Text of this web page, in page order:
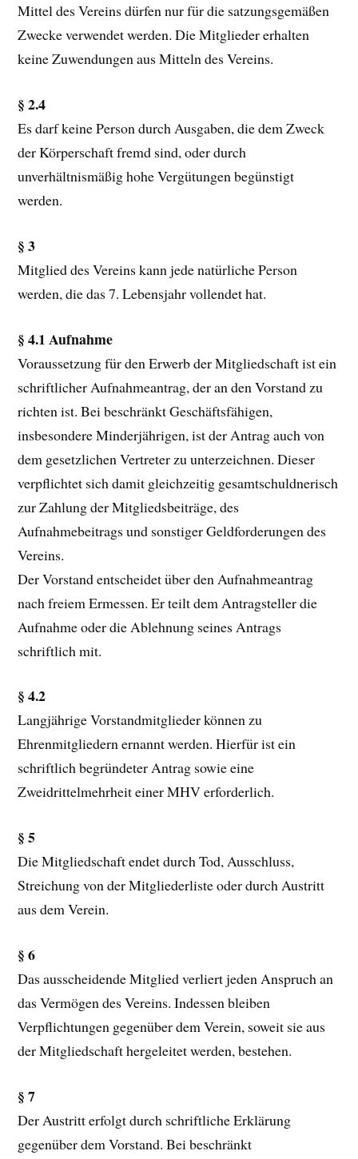
Mittel des Vereins dürfen nur für die satzungsgemäßen
Zwecke verwendet werden. Die Mitglieder erhalten
keine Zuwendungen aus Mitteln des Vereins.
§ 2.4
Es darf keine Person durch Ausgaben, die dem Zweck
der Körperschaft fremd sind, oder durch
unverhältnismäßig hohe Vergütungen begünstigt
werden.
§ 3
Mitglied des Vereins kann jede natürliche Person
werden, die das 7. Lebensjahr vollendet hat.
§ 4.1 Aufnahme
Voraussetzung für den Erwerb der Mitgliedschaft ist ein
schriftlicher Aufnahmeantrag, der an den Vorstand zu
richten ist. Bei beschränkt Geschäftsfähigen,
insbesondere Minderjährigen, ist der Antrag auch von
dem gesetzlichen Vertreter zu unterzeichnen. Dieser
verpflichtet sich damit gleichzeitig gesamtschuldnerisch
zur Zahlung der Mitgliedsbeiträge, des
Aufnahmebeitrags und sonstiger Geldforderungen des
Vereins.
Der Vorstand entscheidet über den Aufnahmeantrag
nach freiem Ermessen. Er teilt dem Antragsteller die
Aufnahme oder die Ablehnung seines Antrags
schriftlich mit.
§ 4.2
Langjährige Vorstandmitglieder können zu
Ehrenmitgliedern ernannt werden. Hierfür ist ein
schriftlich begründeter Antrag sowie eine
Zweidrittelmehrheit einer MHV erforderlich.
§ 5
Die Mitgliedschaft endet durch Tod, Ausschluss,
Streichung von der Mitgliederliste oder durch Austritt
aus dem Verein.
§ 6
Das ausscheidende Mitglied verliert jeden Anspruch an
das Vermögen des Vereins. Indessen bleiben
Verpflichtungen gegenüber dem Verein, soweit sie aus
der Mitgliedschaft hergeleitet werden, bestehen.
§ 7
Der Austritt erfolgt durch schriftliche Erklärung
gegenüber dem Vorstand. Bei beschränkt